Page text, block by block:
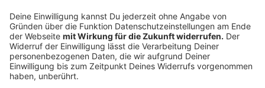
Alexa, starte Life Radio und spiele Frage der
Moral.
Alexa, starte Life Radio und spiele Unnützes
Wissen der 90er.